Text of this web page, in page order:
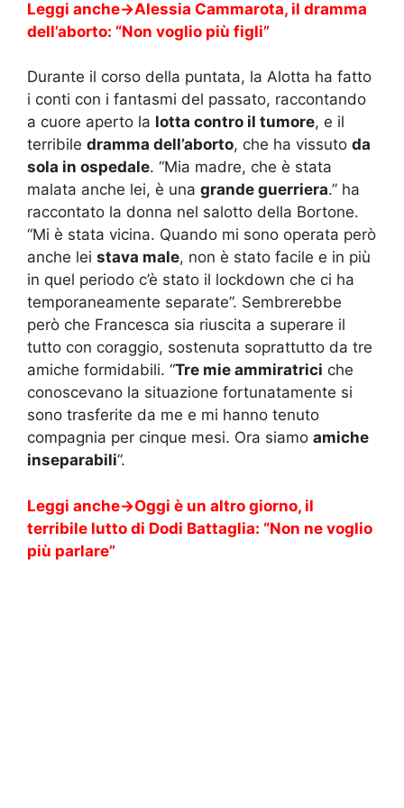
Leggi anche->Alessia Cammarota, il dramma
dell’aborto: “Non voglio più figli”
Durante il corso della puntata, la Alotta ha fatto
i conti con i fantasmi del passato, raccontando
a cuore aperto la lotta contro il tumore, e il
terribile dramma dell’aborto, che ha vissuto da
sola in ospedale. “Mia madre, che è stata
malata anche lei, è una grande guerriera.” ha
raccontato la donna nel salotto della Bortone.
“Mi è stata vicina. Quando mi sono operata però
anche lei stava male, non è stato facile e in più
in quel periodo c’è stato il lockdown che ci ha
temporaneamente separate”. Sembrerebbe
però che Francesca sia riuscita a superare il
tutto con coraggio, sostenuta soprattutto da tre
amiche formidabili. “Tre mie ammiratrici che
conoscevano la situazione fortunatamente si
sono trasferite da me e mi hanno tenuto
compagnia per cinque mesi. Ora siamo amiche
inseparabili”.
Leggi anche->Oggi è un altro giorno, il
terribile lutto di Dodi Battaglia: “Non ne voglio
più parlare”